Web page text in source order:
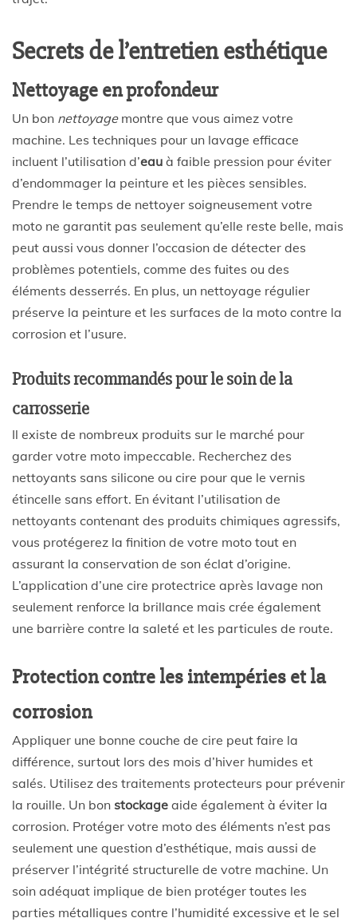
Secrets de l’entretien esthétique
Nettoyage en profondeur
Un bon nettoyagemontre que vous aimez votre
machine. Les techniques pour un lavage efficace
incluent l’utilisation d’eau à faible pression pour éviter
d’endommager la peinture et les pièces sensibles.
Prendre le temps de nettoyer soigneusement votre
moto ne garantit pas seulement qu’elle reste belle, mais
peut aussi vous donner l’occasion de détecter des
problèmes potentiels, comme des fuites ou des
éléments desserrés. En plus, un nettoyage régulier
préserve la peinture et les surfaces de la moto contre la
corrosion et l’usure.
Produits recommandés pour le soin de la
carrosserie
Il existe de nombreux produits sur le marché pour
garder votre moto impeccable. Recherchez des
nettoyants sans silicone ou cire pour que le vernis
étincelle sans effort. En évitant l’utilisation de
nettoyants contenant des produits chimiques agressifs,
vous protégerez la finition de votre moto tout en
assurant la conservation de son éclat d’origine.
L’application d’une cire protectrice après lavage non
seulement renforce la brillance mais crée également
une barrière contre la saleté et les particules de route.
Protection contre les intempéries et la
corrosion
Appliquer une bonne couche de cire peut faire la
différence, surtout lors des mois d’hiver humides et
salés. Utilisez des traitements protecteurs pour prévenir
la rouille. Un bon stockage aide également à éviter la
corrosion. Protéger votre moto des éléments n’est pas
seulement une question d’esthétique, mais aussi de
préserver l’intégrité structurelle de votre machine. Un
soin adéquat implique de bien protéger toutes les
parties métalliques contre l’humidité excessive et le sel